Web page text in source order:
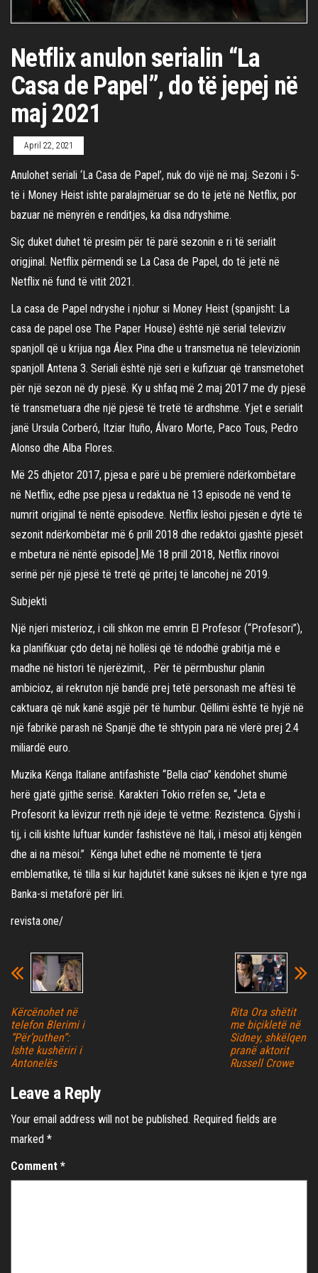
Netflix anulon serialin “La
Casa de Papel”, do të jepej në
maj 2021
April 22, 2021
Anulohet seriali ‘La Casa de Papel’, nuk do vijë në maj. Sezoni i 5-
të i Money Heist ishte paralajmëruar se do të jetë në Netflix, por
bazuar në mënyrën e renditjes, ka disa ndryshime.
Siç duket duhet të presim për të parë sezonin e ri të serialit
origjinal. Netflix përmendi se La Casa de Papel, do të jetë në
Netflix në fund të vitit 2021.
La casa de Papel ndryshe i njohur si Money Heist (spanjisht: La
casa de papel ose The Paper House) është një serial televiziv
spanjoll që u krijua nga Álex Pina dhe u transmetua nё televizionin
spanjoll Antena 3. Seriali është një seri e kufizuar që transmetohet
për një sezon në dy pjesë. Ky u shfaq më 2 maj 2017 me dy pjesë
të transmetuara dhe një pjesë të tretë të ardhshme. Yjet e serialit
janё Ursula Corberó, Itziar Ituño, Álvaro Morte, Paco Tous, Pedro
Alonso dhe Alba Flores.
Më 25 dhjetor 2017, pjesa e parë u bё premierë ndërkombëtare
në Netflix, edhe pse pjesa u redaktua në 13 episode në vend të
numrit origjinal të nëntë episodeve. Netflix lëshoi pjesën e dytë të
sezonit ndërkombëtar më 6 prill 2018 dhe redaktoi gjashtë pjesët
e mbetura në nëntë episode].Më 18 prill 2018, Netflix rinovoi
serinë për një pjesë të tretë që pritej të lancohej në 2019.
Subjekti
Një njeri misterioz, i cili shkon me emrin El Profesor (“Profesori”),
ka planifikuar çdo detaj në hollësi që të ndodhë grabitja më e
madhe në histori të njerëzimit, . Për të përmbushur planin
ambicioz, ai rekruton një bandë prej tetë personash me aftësi të
caktuara që nuk kanë asgjë për të humbur. Qëllimi është të hyjë në
njё fabrikё parash në Spanjë dhe të shtypin para në vlerë prej 2.4
miliardë euro.
Muzika Kënga Italiane antifashiste “Bella ciao” këndohet shumë
herë gjatë gjithë serisë. Karakteri Tokio rrëfen se, “Jeta e
Profesorit ka lëvizur rreth një ideje të vetme: Rezistenca. Gjyshi i
tij, i cili kishte luftuar kundër fashistëve në Itali, i mësoi atij këngën
dhe ai na mësoi.” Kënga luhet edhe në momente të tjera
emblematike, të tilla si kur hajdutët kanë sukses në ikjen e tyre nga
Banka-si metaforë për liri.
revista.one/
Kërcënohet në
telefon Blerimi i
“Për’puthen”:
Ishte kushëriri i
Antonelës
Rita Ora shëtit
me biçikletë në
Sidney, shkëlqen
pranë aktorit
Russell Crowe
Leave a Reply
Your email address will not be published. Required fields are
marked *
Comment *